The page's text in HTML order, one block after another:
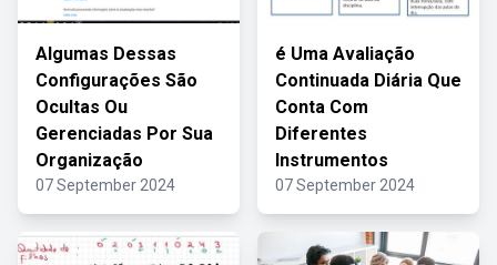
Algumas Dessas
Configurações São
Ocultas Ou
Gerenciadas Por Sua
Organização
07 September 2024
é Uma Avaliação
Continuada Diária Que
Conta Com
Diferentes
Instrumentos
07 September 2024